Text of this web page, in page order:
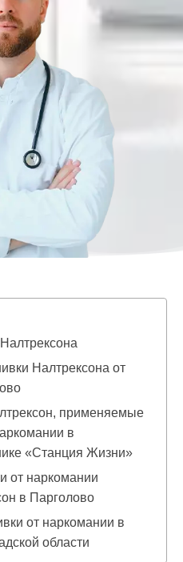
Налтрексона от
применяемые
в
«Станция Жизни»
от наркомании
в Парголово
от наркомании в
области